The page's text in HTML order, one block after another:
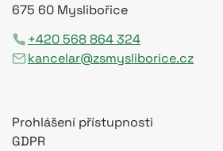
675 60 Myslibořice
+420 568 864 324
kancelar@zsmysliborice.cz
Prohlášení přístupnosti
GDPR